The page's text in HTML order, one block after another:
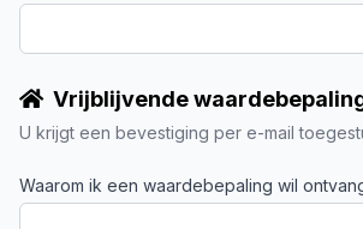
Vrijblijvende
U krijgt een bevestiging per e-mail
Waarom ik een waardebepaling wil